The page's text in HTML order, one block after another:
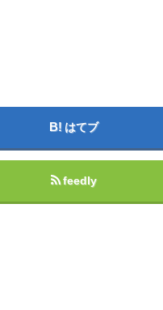
はてブ
feedly